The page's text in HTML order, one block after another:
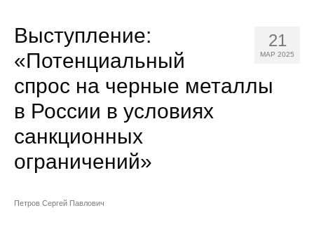
Об институте
Научные подразделения
Администрация
21
МАР 2025
Выступление:
«Потенциальный
спрос на черные металлы
в России в условиях
санкционных
ограничений»
Петров Сергей Павлович